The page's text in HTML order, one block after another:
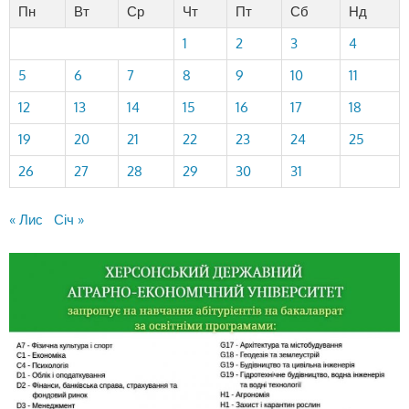
Пн Вт Ср Чт Пт Сб
Нд
1
2 3
4
5
6 7 8 9 10
11
12
13 14 15 16 17
18
19
20 21 22 23 24
25
26
27 28 29 30 31
« Лис Січ »